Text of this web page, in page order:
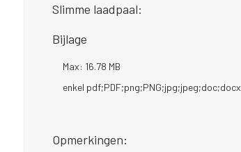
Slimme laadpaal:
Bijlage
Max: 16.78 MB
enkel pdf;PDF;png;PNG;jpg;jpeg;doc;docx
Opmerkingen: